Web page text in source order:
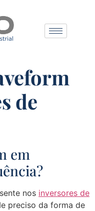
de
em
nos inversores de
preciso da forma de